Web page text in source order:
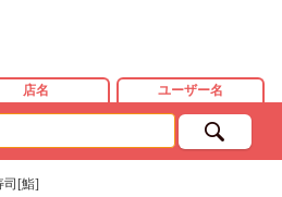
店名 ユーザー名
司[鮨]